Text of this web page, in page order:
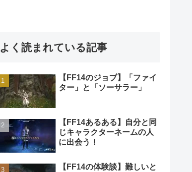
よく読まれている記事
【FF14のジョブ】「ファイ
ター」と「ソーサラー」
【FF14あるある】自分と同
じキャラクターネームの人
に出会う！
【FF14の体験談】難しいと